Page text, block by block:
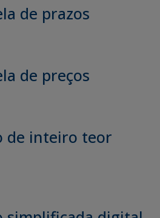
de prazos
de preços
de inteiro teor